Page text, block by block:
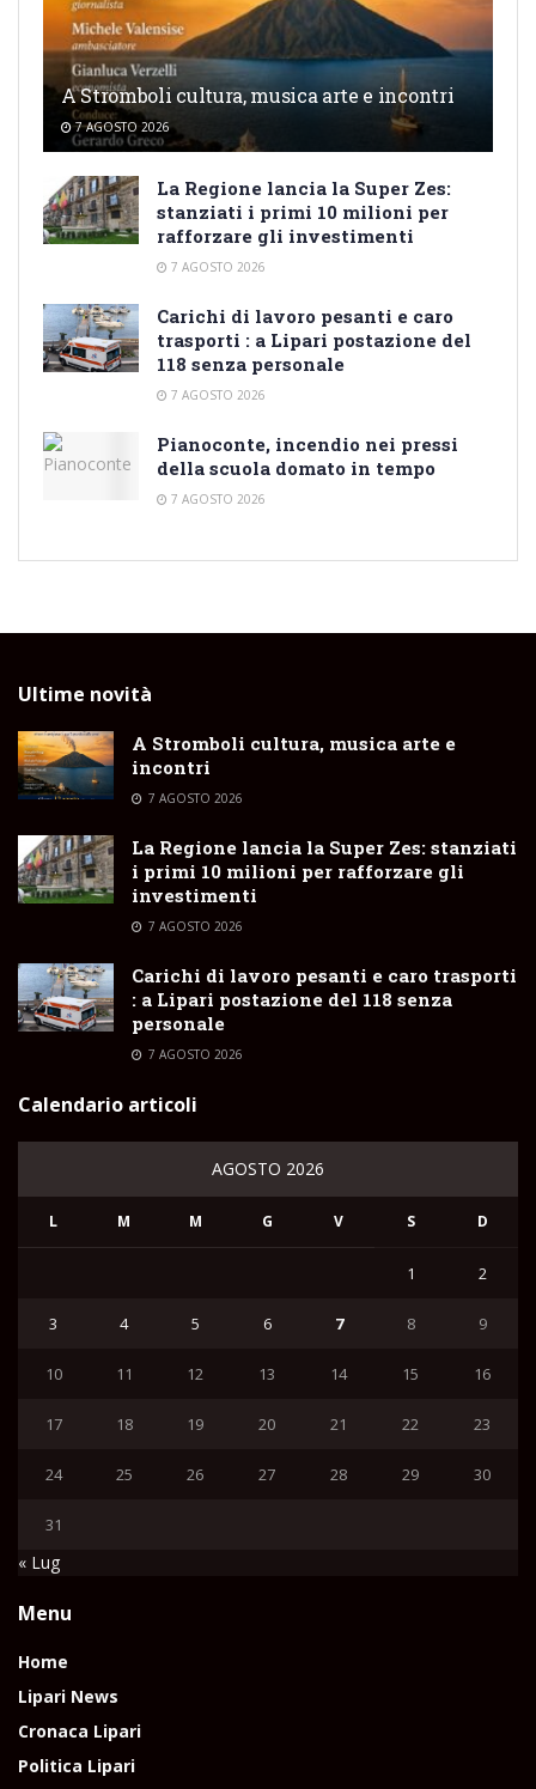
A Stromboli cultura, musica arte e incontri
7 AGOSTO 2026
La Regione lancia la Super Zes:
stanziati i primi 10 milioni per
rafforzare gli investimenti
7 AGOSTO 2026
Carichi di lavoro pesanti e caro
trasporti : a Lipari postazione del
118 senza personale
7 AGOSTO 2026
Pianoconte, incendio nei pressi
della scuola domato in tempo
7 AGOSTO 2026
Ultime novità
A Stromboli cultura, musica arte e
incontri
7 AGOSTO 2026
La Regione lancia la Super Zes: stanziati
i primi 10 milioni per rafforzare gli
investimenti
7 AGOSTO 2026
Carichi di lavoro pesanti e caro trasporti
: a Lipari postazione del 118 senza
personale
7 AGOSTO 2026
Calendario articoli
AGOSTO 2026
L M M G V S D
1 2
3 4 5 6 7 8 9
10 11 12 13 14 15 16
17 18 19 20 21 22 23
24 25 26 27 28 29 30
31
« Lug
Menu
Home
Lipari News
Cronaca Lipari
Politica Lipari